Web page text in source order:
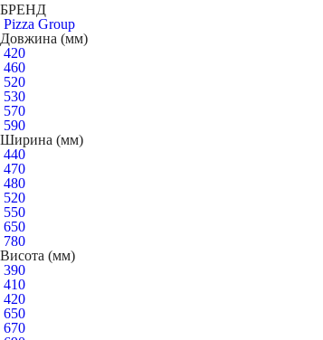
БРЕНД
Pizza Group
Довжина (мм)
420
460
520
530
570
590
Ширина (мм)
440
470
480
520
550
650
780
Висота (мм)
390
410
420
650
670